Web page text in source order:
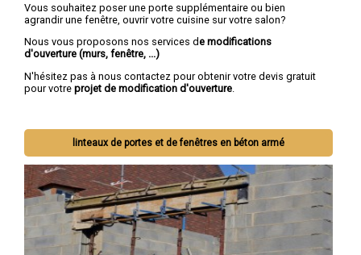
Vous souhaitez poser une porte supplémentaire ou bien
agrandir une fenêtre, ouvrir votre cuisine sur votre salon?
Nous vous proposons nos services de modifications
d'ouverture (murs, fenêtre, ...)
N'hésitez pas à nous contactez pour obtenir votre devis gratuit
pour votre projet de modification d'ouverture.
linteaux de portes et de fenêtres en béton armé